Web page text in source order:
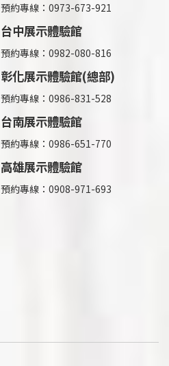
預約專線：0973-673-921
台中展示體驗館
預約專線：0982-080-816
彰化展示體驗館(總部)
預約專線： 0986-831-528
台南展示體驗館
預約專線：0986-651-770
高雄展示體驗館
預約專線： 0908-971-693